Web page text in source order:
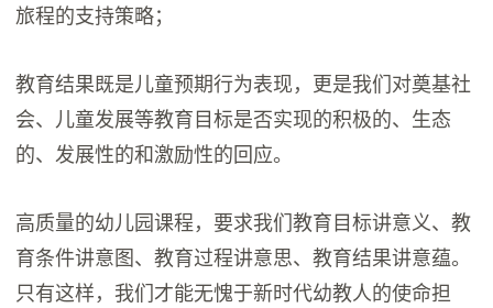
旅程的支持策略；
教育结果既是儿童预期行为表现，更是我们对奠基社
会、儿童发展等教育目标是否实现的积极的、生态
的、发展性的和激励性的回应。
高质量的幼儿园课程，要求我们教育目标讲意义、教
育条件讲意图、教育过程讲意思、教育结果讲意蕴。
只有这样，我们才能无愧于新时代幼教人的使命担